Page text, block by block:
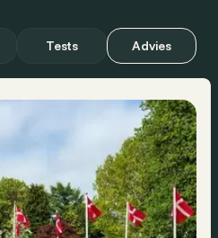
Tests Advies